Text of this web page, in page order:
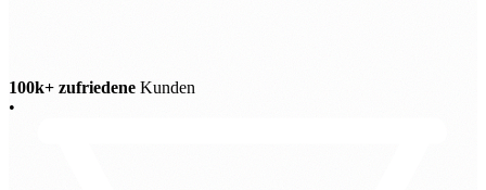
100k+ zufriedene Kunden
•